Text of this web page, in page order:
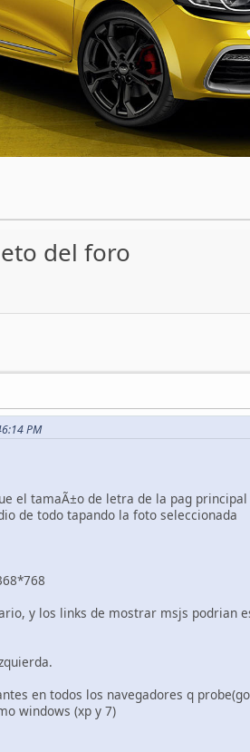
del foro
PM
el tamaÃ±o de letra de la pag
de todo tapando la foto seleccionada
y los links de mostrar msjs podrian
en todos los navegadores q
windows (xp y 7)